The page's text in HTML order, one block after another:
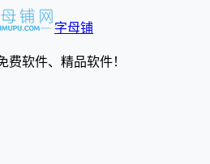
字母铺
费软件、精品软件！